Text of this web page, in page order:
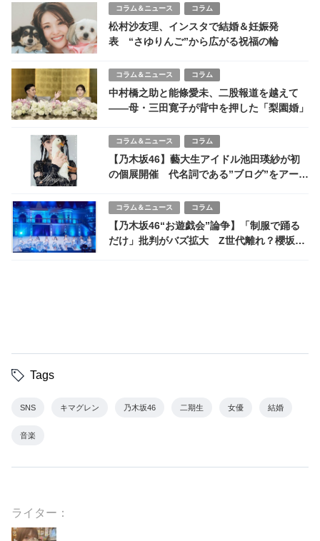
コラム＆ニュース コラム
松村沙友理、インスタで結婚＆妊娠発
表 “さゆりんご”から広がる祝福の輪
コラム＆ニュース コラム
中村橋之助と能條愛未、二股報道を越えて
――母・三田寛子が背中を押した「梨園婚」
コラム＆ニュース コラム
【乃木坂46】藝大生アイドル池田瑛紗が初
の個展開催 代名詞である”ブログ”をアート
コラム＆ニュース コラム
【乃木坂46“お遊戯会”論争】「制服で踊る
だけ」批判がバズ拡大 Z世代離れ？櫻坂46
Tags
SNS キマグレン 乃木坂46 二期生 女優 結婚
音楽
ライター：